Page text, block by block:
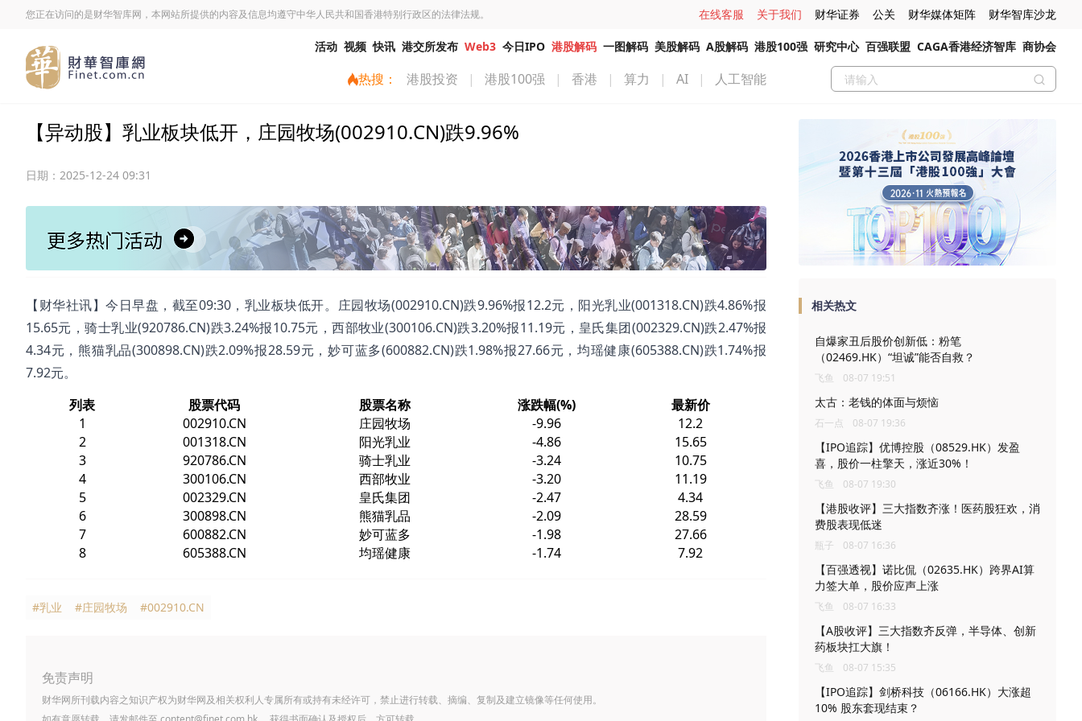
您正在访问的是财华智库网，本网站所提供的内容及信息均遵守中华人民共和国香港特别行政区的法律法规。 在线客服 关于我们 财华证券 公关 财华媒体矩阵 财华智库沙龙
活动 视频 快讯 港交所发布 Web3 今日IPO 港股解码 一图解码 美股解码 A股解码 港股100强 研究中心 百强联盟 CAGA香港经济智库 商协会
热搜： 港股投资 | 港股100强 | 香港 | 算力 | AI | 人工智能
【异动股】乳业板块低开，庄园牧场(002910.CN)跌9.96%
日期： 2025-12-24 09:31
【财华社讯】今日早盘，截至09:30，乳业板块低开。庄园牧场(002910.CN)跌9.96%报12.2元，阳光乳业(001318.CN)跌4.86%报
15.65元，骑士乳业(920786.CN)跌3.24%报10.75元，西部牧业(300106.CN)跌3.20%报11.19元，皇氏集团(002329.CN)跌2.47%报
4.34元，熊猫乳品(300898.CN)跌2.09%报28.59元，妙可蓝多(600882.CN)跌1.98%报27.66元，均瑶健康(605388.CN)跌1.74%报
7.92元。
列表
股票代码 股票名称 涨跌幅(%)
最新价
1
002910.CN 庄园牧场 -9.96
12.2
2
001318.CN 阳光乳业 -4.86
15.65
3
920786.CN 骑士乳业 -3.24
10.75
4
300106.CN 西部牧业 -3.20
11.19
5
002329.CN 皇氏集团 -2.47
4.34
6
300898.CN 熊猫乳品 -2.09
28.59
7
600882.CN 妙可蓝多 -1.98
27.66
8
605388.CN 均瑶健康 -1.74 7.92
#乳业 #庄园牧场 #002910.CN
免责声明
财华网所刊载内容之知识产权为财华网及相关权利人专属所有或持有未经许可，禁止进行转载、摘编、复制及建立镜像等任何使用。
相关热文
自爆家丑后股价创新低：粉笔
（02469.HK）“坦诚”能否自救？
飞鱼 08-07 19:51
太古：老钱的体面与烦恼
石一点 08-07 19:36
【IPO追踪】优博控股（08529.HK）发盈
喜，股价一柱擎天，涨近30%！
飞鱼 08-07 19:30
【港股收评】三大指数齐涨！医药股狂欢，消
费股表现低迷
瓶子 08-07 16:36
【百强透视】诺比侃（02635.HK）跨界AI算
力签大单，股价应声上涨
飞鱼 08-07 16:33
【A股收评】三大指数齐反弹，半导体、创新
药板块扛大旗！
飞鱼 08-07 15:35
【IPO追踪】剑桥科技（06166.HK）大涨超
10% 股东套现结束？